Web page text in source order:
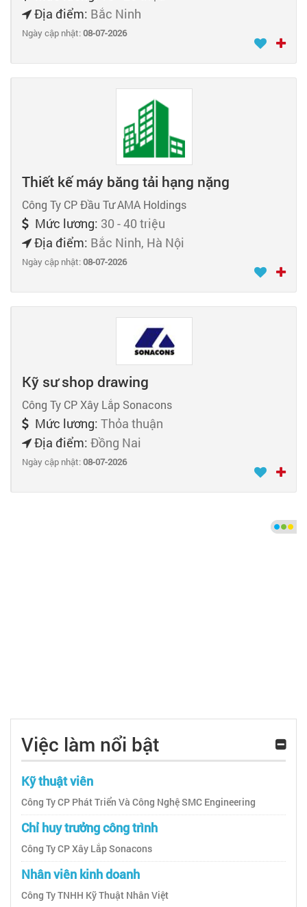
Địa điểm: Bắc Ninh
Ngày cập nhật:08-07-2026
Thiết kế máy băng tải hạng nặng
Công Ty CP Đầu Tư AMA Holdings
Mức lương: 30 - 40 triệu
Địa điểm: Bắc Ninh, Hà Nội
Ngày cập nhật:08-07-2026
Kỹ sư shop drawing
Công Ty CP Xây Lắp Sonacons
Mức lương: Thỏa thuận
Địa điểm: Đồng Nai
Ngày cập nhật:08-07-2026
Việc làm nổi bật
Kỹ thuật viên
Công Ty CP Phát Triển Và Công Nghệ SMC Engineering
Chỉ huy trưởng công trình
Công Ty CP Xây Lắp Sonacons
Nhân viên kinh doanh
Công Ty TNHH Kỹ Thuật Nhân Việt